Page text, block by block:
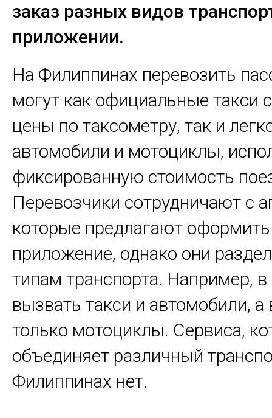
заказ разных видов
приложении.
На Филиппинах перевозить
могут как официальные такси
цены по таксометру, так и
автомобили и мотоциклы,
фиксированную стоимость
Перевозчики сотрудничают с
которые предлагают оформить
приложение, однако они
типам транспорта. Например,
вызвать такси и автомобили,
только мотоциклы. Сервиса,
объединяет различный
Филиппинах нет.